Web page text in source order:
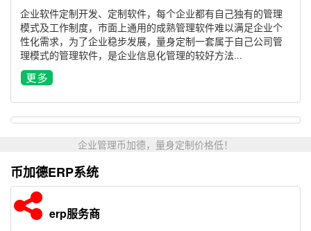
企业软件定制开发、定制软件，每个企业都有自己独有的管理
模式及工作制度，市面上通用的成熟管理软件难以满足企业个
性化需求，为了企业稳步发展，量身定制一套属于自己公司管
理模式的管理软件，是企业信息化管理的较好方法...
企业管理币加德，量身定制价格低！
币加德ERP系统
erp服务商